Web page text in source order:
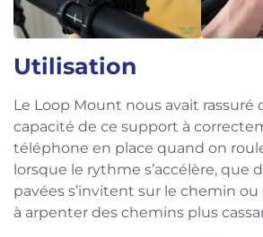
Utilisation
Le Loop Mount nous avait rassuré
capacité de ce support à
téléphone en place quand on
lorsque le rythme s’accélère, que
pavées s’invitent sur le chemin ou
à arpenter des chemins plus